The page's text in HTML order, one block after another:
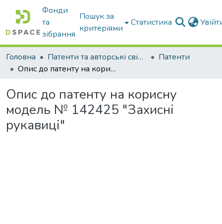
Фонди
та
зібрання
Пошук за
критеріями
Статистика
Головна Патенти та авторські свідоцтва
Патенти
Опис до патенту на корисну модель № 142425 "Захисні рукавиці"
Опис до патенту на корисну
модель № 142425 "Захисні
рукавиці"